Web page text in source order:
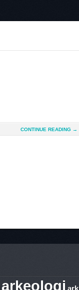
CONTINUE READING →
arkeologi